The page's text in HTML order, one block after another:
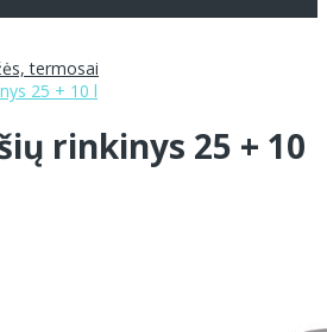
termosai
25 + 10 l
rinkinys 25 + 10